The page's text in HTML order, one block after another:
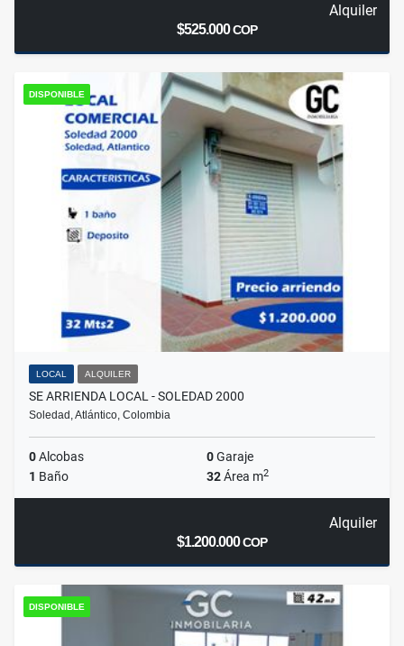
Alquiler
$525.000COP
DISPONIBLE
LOCAL ALQUILER
SE ARRIENDA LOCAL - SOLEDAD 2000
Soledad, Atlántico, Colombia
0Alcobas 0Garaje
1 Baño 32Área m2
Alquiler
$1.200.000COP
DISPONIBLE